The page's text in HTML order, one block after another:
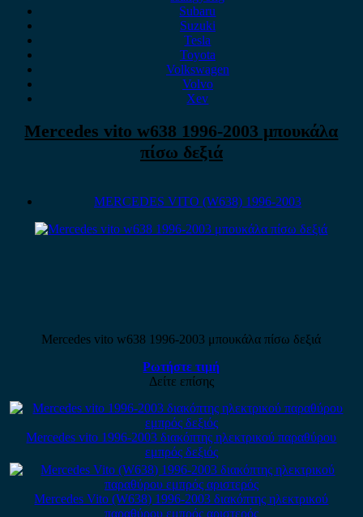
Subaru
Suzuki
Tesla
Toyota
Volkswagen
Volvo
Xev
Mercedes vito w638 1996-2003 μπουκάλα
πίσω δεξιά
MERCEDES VITO (W638) 1996-2003
Mercedes vito w638 1996-2003 μπουκάλα πίσω δεξιά
Ρωτήστε τιμή
Δείτε επίσης
Mercedes vito 1996-2003 διακόπτης ηλεκτρικού παραθύρου
εμπρός δεξιός
Mercedes Vito (W638) 1996-2003 διακόπτης ηλεκτρικού
παραθύρου εμπρός αριστερός